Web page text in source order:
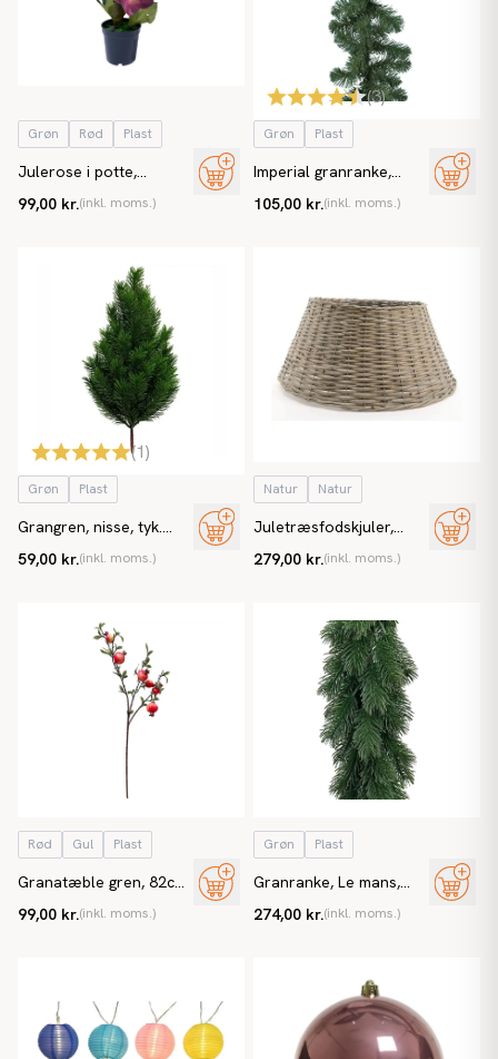
Grøn Rød Plast
Julerose i potte,
kunstig blomst
99,00 kr.(inkl. moms.)
(3)
Grøn Plast
Imperial granranke,
Ø25x270cm,brandhæmmende
EN71,kunstig gran
105,00 kr.(inkl. moms.)
(1)
Grøn Plast
Grangren, nisse, tyk.
59,00 kr.(inkl. moms.)
Natur Natur
Juletræsfodskjuler,
til træer op til 210cm
279,00 kr.(inkl. moms.)
Rød Gul Plast
Granatæble gren, 82cm,
99,00 kr.(inkl. moms.)
Grøn Plast
Granranke, Le mans,
granranke
274,00 kr.(inkl. moms.)